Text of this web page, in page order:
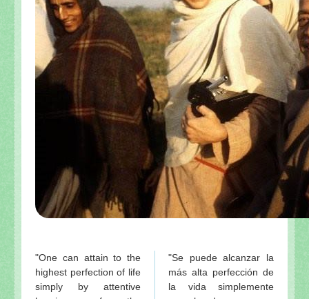
"One can attain to the
highest perfection of life
simply by attentive
"Se puede alcanzar la
más alta perfección de
la vida simplemente